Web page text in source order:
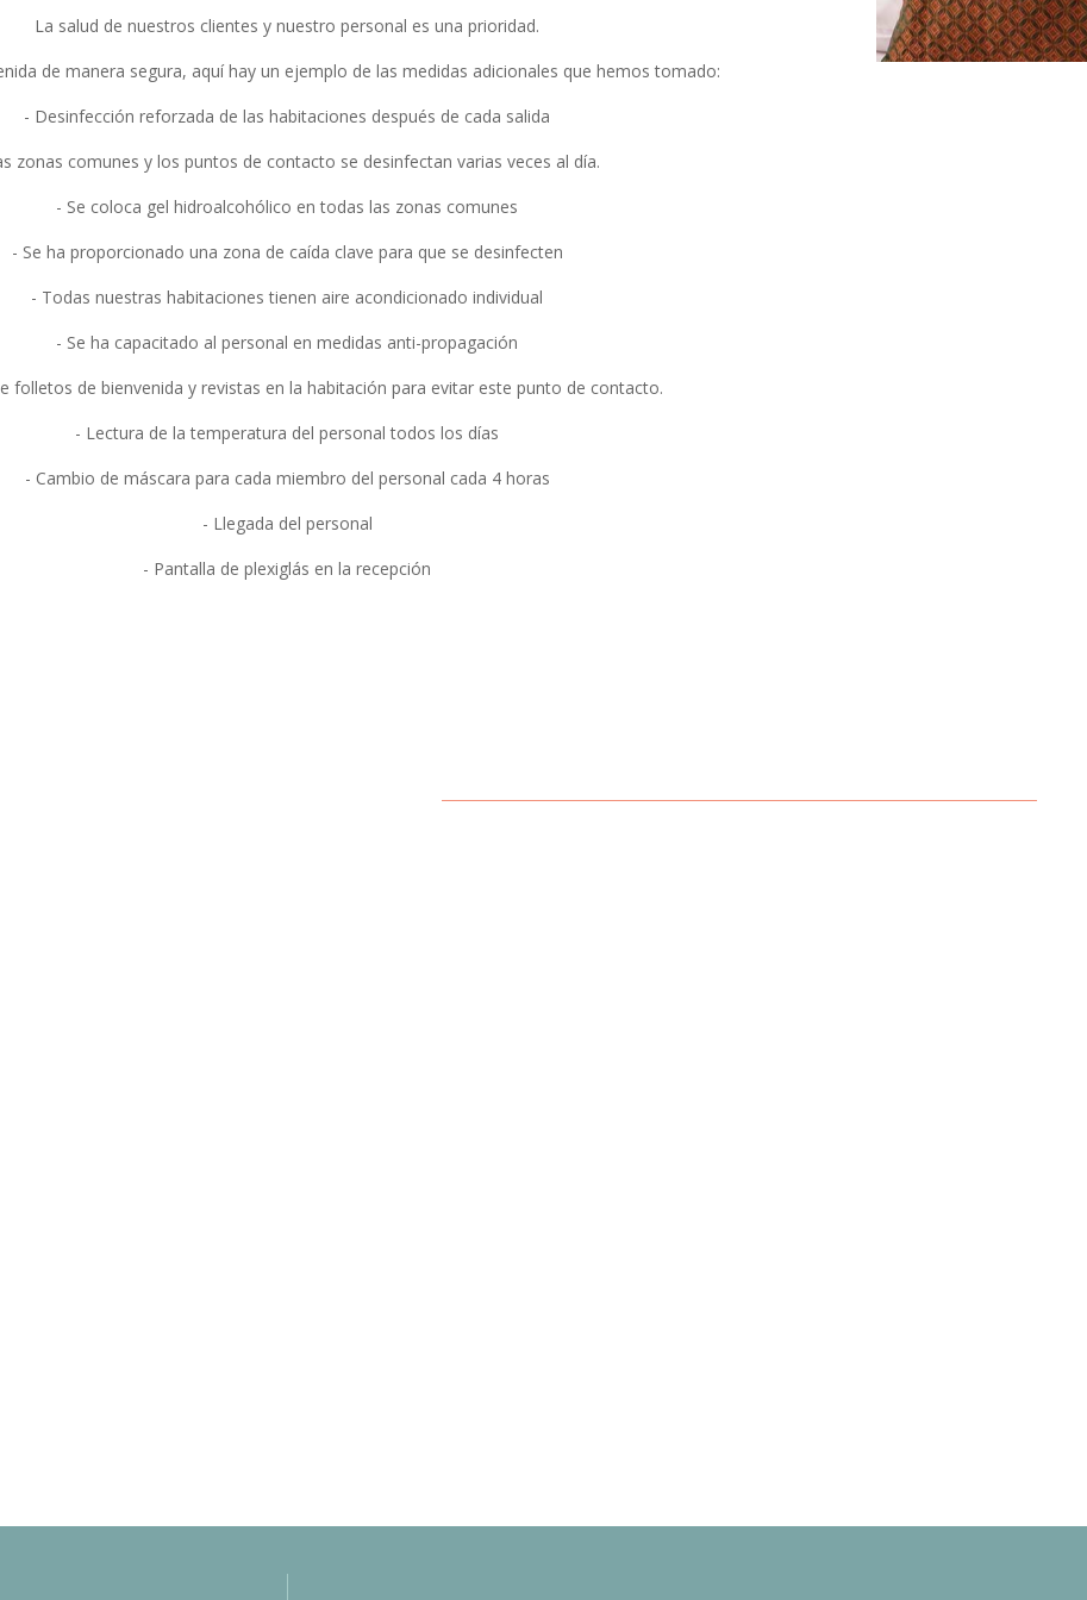
La salud de nuestros clientes y nuestro personal es una prioridad.
de manera segura, aquí hay un ejemplo de las medidas adicionales que hemos tomado:
- Desinfección reforzada de las habitaciones después de cada salida
zonas comunes y los puntos de contacto se desinfectan varias veces al día.
- Se coloca gel hidroalcohólico en todas las zonas comunes
- Se ha proporcionado una zona de caída clave para que se desinfecten
- Todas nuestras habitaciones tienen aire acondicionado individual
- Se ha capacitado al personal en medidas anti-propagación
folletos de bienvenida y revistas en la habitación para evitar este punto de contacto.
- Lectura de la temperatura del personal todos los días
- Cambio de máscara para cada miembro del personal cada 4 horas
- Llegada del personal
- Pantalla de plexiglás en la recepción